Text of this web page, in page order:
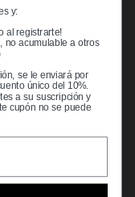
y:
al registrarte!
no acumulable a otros
se le enviará por
único del 10%.
a su suscripción y
cupón no se puede